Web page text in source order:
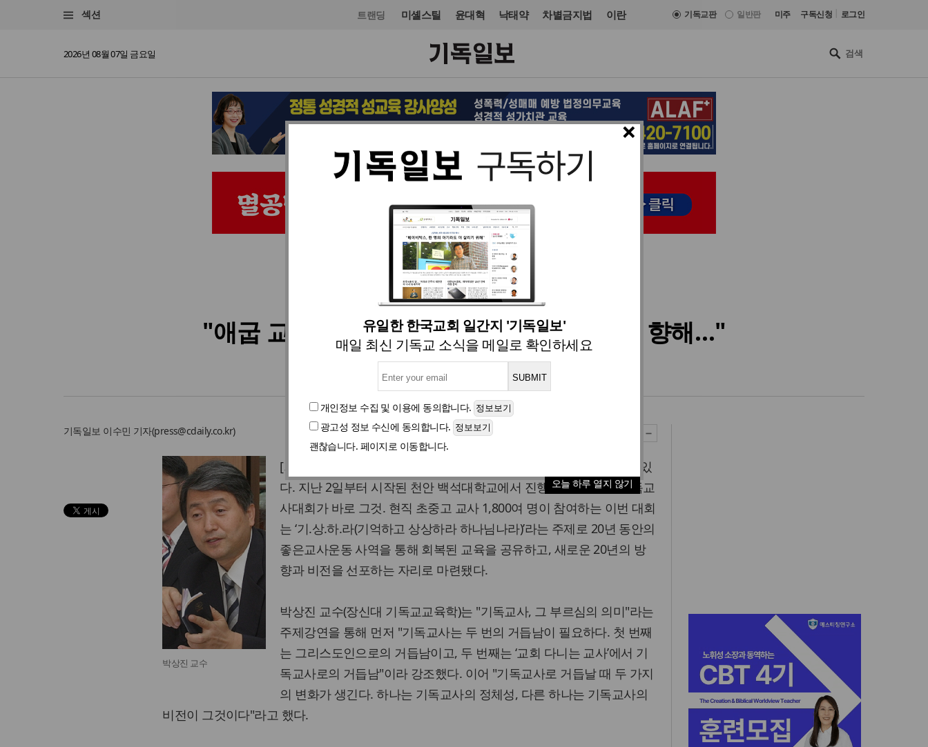
섹션 트랜딩 미셸스틸 윤대혁 낙태약 차별금지법 이란 기독교판 일반판 미주 구독신청 로그인
2026년 08월 07일 금요일
×
유일한 한국교회 일간지 '기독일보'
매일 최신 기독교 소식을 메일로 확인하세요
개인정보 수집 및 이용에 동의합니다.
광고성 정보 수신에 동의합니다.
괜찮습니다. 페이지로 이동합니다.
오늘 하루 열지 않기
교회일반 입력 2016. 08. 03 07:01
"애굽 교육에서 출애굽해 교육의 가나안을 향해…"
제10회 기독교사대회, 2~5일 천안 백석대학교에서 개최
기독일보 이수민 기자(press@cdaily.co.kr)
박상진 교수
[기독일보 이수민 기자] 기독교사들이 한데 모여 대규모 대회를 갖고 있
다. 지난 2일부터 시작된 천안 백석대학교에서 진행 중인 제10회 기독교
사대회가 바로 그것. 현직 초중고 교사 1,800여 명이 참여하는 이번 대회
는 ‘기.상.하.라(기억하고 상상하라 하나님나라)’라는 주제로 20년 동안의
좋은교사운동 사역을 통해 회복된 교육을 공유하고, 새로운 20년의 방
향과 비전을 선포하는 자리로 마련됐다.
박상진 교수(장신대 기독교교육학)는 "기독교사, 그 부르심의 의미"라는
주제강연을 통해 먼저 "기독교사는 두 번의 거듭남이 필요하다. 첫 번째
는 그리스도인으로의 거듭남이고, 두 번째는 ‘교회 다니는 교사’에서 기
독교사로의 거듭남"이라 강조했다. 이어 "기독교사로 거듭날 때 두 가지
의 변화가 생긴다. 하나는 기독교사의 정체성, 다른 하나는 기독교사의
비전이 그것이다"라고 했다.